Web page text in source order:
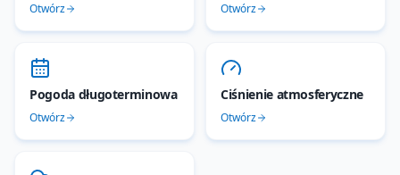
Otwórz Otwórz
Pogoda długoterminowa
Otwórz
Ciśnienie atmosferyczne
Otwórz